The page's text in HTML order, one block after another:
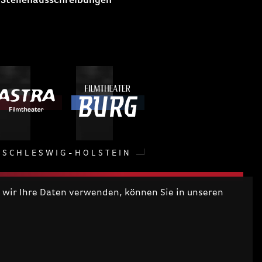
Ihre Daten verwenden, können Sie in unseren
SCHLESWIG-HOLSTEIN